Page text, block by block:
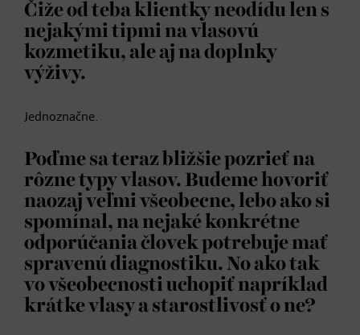
Čiže od teba klientky neodídu len s
nejakými tipmi na vlasovú
kozmetiku, ale aj na doplnky
výživy.
Jednoznačne.
Poďme sa teraz bližšie pozrieť na
rôzne typy vlasov. Budeme hovoriť
naozaj veľmi všeobecne, lebo ako si
spomínal, na nejaké konkrétne
odporúčania človek potrebuje mať
spravenú diagnostiku. No ako tak
vo všeobecnosti uchopiť napríklad
krátke vlasy a starostlivosť o ne?